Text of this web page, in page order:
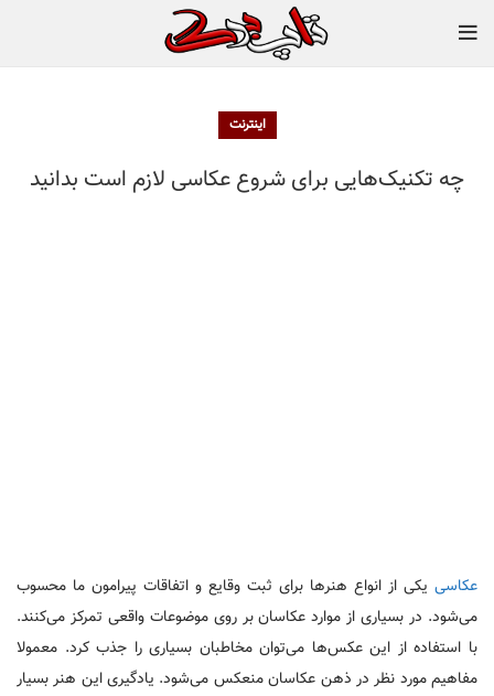
اینترنت
چه تکنیک‌هایی برای شروع عکاسی لازم است بدانید
عکاسی یکی از انواع هنرها برای ثبت وقایع و اتفاقات پیرامون ما محسوب
می‌شود. در بسیاری از موارد عکاسان بر روی موضوعات واقعی تمرکز می‌کنند.
با استفاده از این عکس‌ها می‌توان مخاطبان بسیاری را جذب کرد. معمولا
مفاهیم مورد نظر در ذهن عکاسان منعکس می‌شود. یادگیری این هنر بسیار